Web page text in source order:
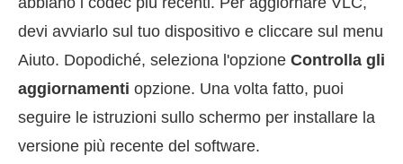
devi avviarlo sul tuo dispositivo e cliccare sul menu
Aiuto. Dopodiché, seleziona l'opzione Controlla gli
aggiornamenti opzione. Una volta fatto, puoi
seguire le istruzioni sullo schermo per installare la
versione più recente del software.